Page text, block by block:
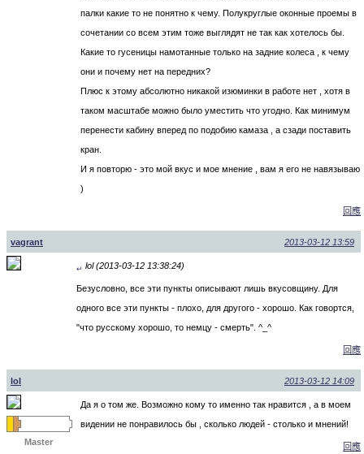
палки какие то не понятно к чему. Полукруглые оконные проемы в
сочетании со всем этим тоже выглядят не так как хотелось бы.
Какие то гусеницы намотанные только на задние колеса , к чему
они и почему нет на передних?
Плюс к этому абсолютно никакой изюминки в работе нет , хотя в
таком масштабе можно было уместить что угодно. Как минимум
перенести кабину вперед по подобию камаза , а сзади поставить
кран.
И я повторю - это мой вкус и мое мнение , вам я его не навязываю
)
回應
vagrant 2013-03-12 13:59
↵ lol (2013-03-12 13:38:24)
Безусловно, все эти пункты описывают лишь вкусовщину. Для
одного все эти пункты - плохо, для другого - хорошо. Как говортся,
"что русскому хорошо, то немцу - смерть". ^_^
回應
lol 2013-03-12 14:09
Master
Да я о том же. Возможно кому то именно так нравится , а в моем
видении не понравилось бы , сколько людей - столько и мнений!
回應